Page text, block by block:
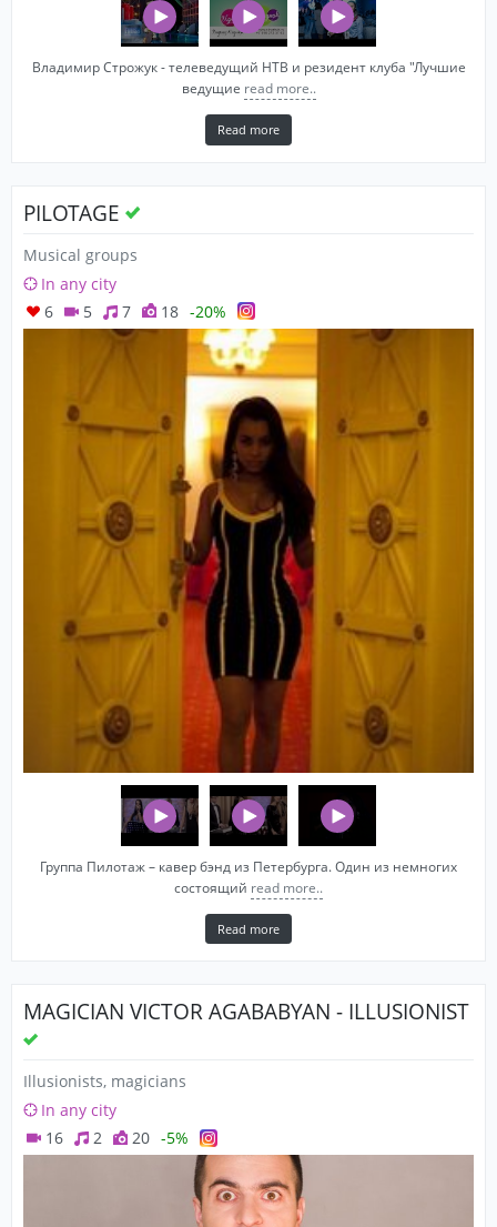
Владимир Строжук - телеведущий НТВ и резидент клуба "Лучшие
ведущие read more..
Read more
PILOTAGE
Musical groups
In any city
6
5 7 18 -20%
Группа Пилотаж – кавер бэнд из Петербурга. Один из немногих
состоящий read more..
Read more
MAGICIAN VICTOR AGABABYAN - ILLUSIONIST
Illusionists, magicians
In any city
16
2 20 -5%